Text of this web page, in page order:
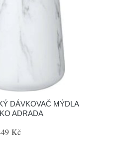
DÁVKOVAČ MÝDLA
ADRADA
Kč